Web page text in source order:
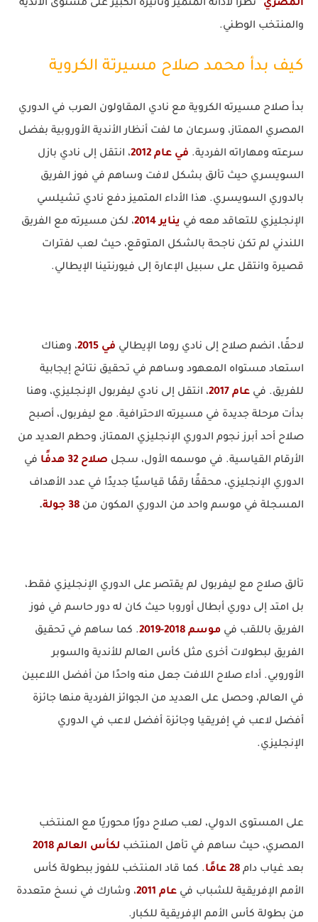
المصري" نظرًا لأدائه المتميز وتأثيره الكبير على مستوى الأندية
والمنتخب الوطني.
كيف بدأ محمد صلاح مسيرتة الكروية
بدأ صلاح مسيرته الكروية مع نادي المقاولون العرب في الدوري
المصري الممتاز، وسرعان ما لفت أنظار الأندية الأوروبية بفضل
سرعته ومهاراته الفردية. في عام 2012
، انتقل إلى نادي بازل
السويسري حيث تألق بشكل لافت وساهم في فوز الفريق
بالدوري السويسري. هذا الأداء المتميز دفع نادي تشيلسي
الإنجليزي للتعاقد معه في يناير 2014
، لكن مسيرته مع الفريق
اللندني لم تكن ناجحة بالشكل المتوقع، حيث لعب لفترات
قصيرة وانتقل على سبيل الإعارة إلى فيورنتينا الإيطالي.
لاحقًا، انضم صلاح إلى نادي روما الإيطالي في 2015
، وهناك
استعاد مستواه المعهود وساهم في تحقيق نتائج إيجابية
للفريق. في عام 2017
، انتقل إلى نادي ليفربول الإنجليزي، وهنا
بدأت مرحلة جديدة في مسيرته الاحترافية. مع ليفربول، أصبح
صلاح أحد أبرز نجوم الدوري الإنجليزي الممتاز، وحطم العديد من
الأرقام القياسية. في موسمه الأول، سجل صلاح 32 هدفًا
في
الدوري الإنجليزي، محققًا رقمًا قياسيًا جديدًا في عدد الأهداف
المسجلة في موسم واحد من الدوري المكون من 38 جولة .
تألق صلاح مع ليفربول لم يقتصر على الدوري الإنجليزي فقط،
بل امتد إلى دوري أبطال أوروبا حيث كان له دور حاسم في فوز
الفريق باللقب في موسم 2018-2019
. كما ساهم في تحقيق
الفريق لبطولات أخرى مثل كأس العالم للأندية والسوبر
الأوروبي. أداء صلاح اللافت جعل منه واحدًا من أفضل اللاعبين
في العالم، وحصل على العديد من الجوائز الفردية منها جائزة
أفضل لاعب في إفريقيا وجائزة أفضل لاعب في الدوري
الإنجليزي.
على المستوى الدولي، لعب صلاح دورًا محوريًا مع المنتخب
المصري، حيث ساهم في تأهل المنتخب لكأس العالم 2018
بعد غياب دام 28 عامًا
. كما قاد المنتخب للفوز ببطولة كأس
الأمم الإفريقية للشباب في عام 2011
، وشارك في نسخ متعددة
من بطولة كأس الأمم الإفريقية للكبار.